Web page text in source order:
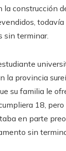
la construcción
todavía
sin terminar.
la provincia
su familia le
18, pero
en parte
sin